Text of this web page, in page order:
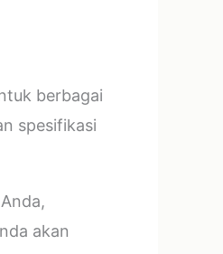
berbagai
spesifikasi
akan